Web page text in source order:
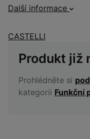
Další informace
CASTELLI
Produkt již
Prohlédněte si
kategorii Funkční